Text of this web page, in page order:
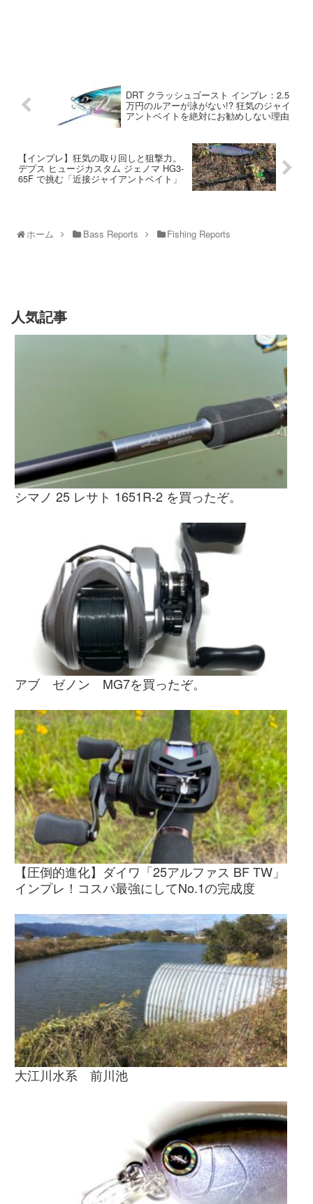
DRT クラッシュゴースト インプレ：2.5
万円のルアーが泳がない!? 狂気のジャイ
アントベイトを絶対にお勧めしない理由
【インプレ】狂気の取り回しと狙撃力。
デプス ヒュージカスタム ジェノマ HG3-
65F で挑む「近接ジャイアントベイト」
ホーム Bass Reports Fishing Reports
人気記事
シマノ 25 レサト 1651R-2 を買ったぞ。
アブ ゼノン MG7を買ったぞ。
【圧倒的進化】ダイワ「25アルファス BF TW」
インプレ！コスパ最強にしてNo.1の完成度
大江川水系 前川池